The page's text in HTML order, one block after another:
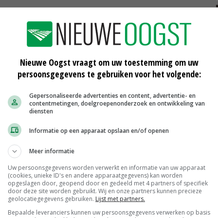
herbicide Cossack Star hernieuwd. Het
wintertarwe, winterrogge en triticale en als kleine
middel Atlantis Star wordt opnieuw toegelaten voor
en triticale en krijgt ook een toelating als
beoordelen
NC, Pokon tegen onkruid concentraat, Onkruid
Agro-Vital Intake en Difol folpet heeft het Ctgb de
Nieuwe Oogst vraagt om uw toestemming om uw
persoonsgegevens te gebruiken voor het volgende:
Gepersonaliseerde advertenties en content, advertentie- en
contentmetingen, doelgroepenonderzoek en ontwikkeling van
diensten
Informatie op een apparaat opslaan en/of openen
Meer informatie
Uw persoonsgegevens worden verwerkt en informatie van uw apparaat
(cookies, unieke ID's en andere apparaatgegevens) kan worden
opgeslagen door, geopend door en gedeeld met 4 partners of specifiek
door deze site worden gebruikt. Wij en onze partners kunnen precieze
geolocatiegegevens gebruiken. Lijst met partners.
Bepaalde leveranciers kunnen uw persoonsgegevens verwerken op basis